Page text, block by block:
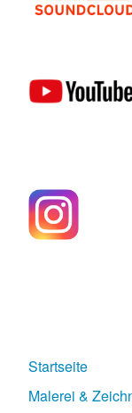
Startseite
Malerei &